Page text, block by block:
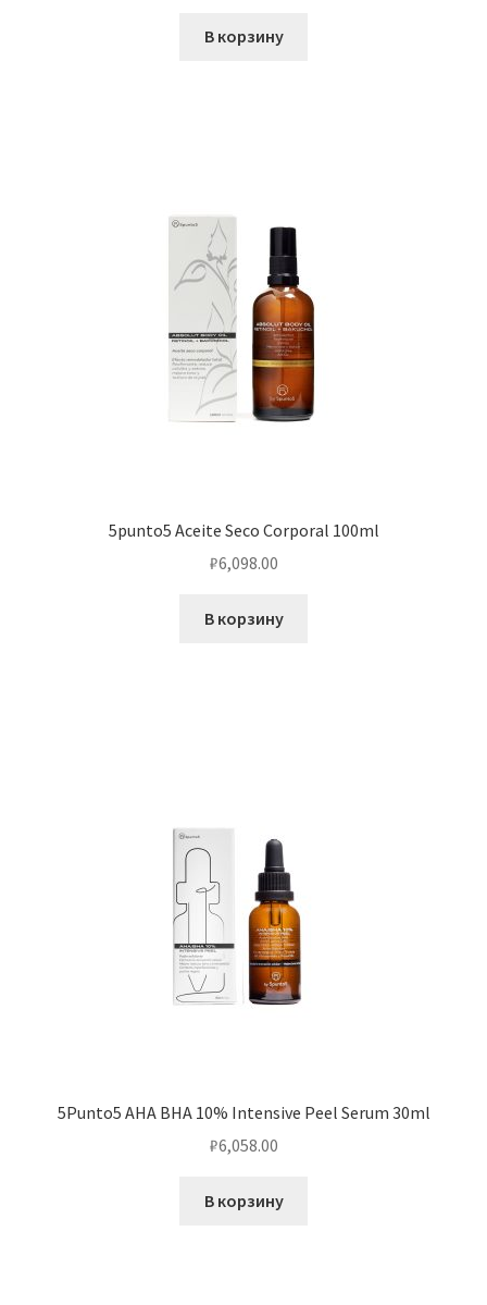
В корзину
5punto5 Aceite Seco Corporal 100ml
₽6,098.00
В корзину
5Punto5 AHA BHA 10% Intensive Peel Serum 30ml
₽6,058.00
В корзину